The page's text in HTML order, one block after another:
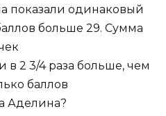
показали одинаковый
больше 29. Сумма
в 2 3/4 раза больше, чем
баллов
Аделина?